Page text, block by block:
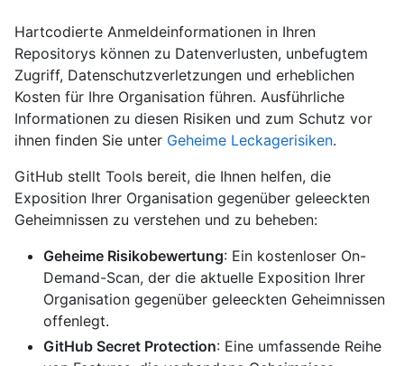
Hartcodierte Anmeldeinformationen in Ihren
Repositorys können zu Datenverlusten, unbefugtem
Zugriff, Datenschutzverletzungen und erheblichen
Kosten für Ihre Organisation führen. Ausführliche
Informationen zu diesen Risiken und zum Schutz vor
ihnen finden Sie unter Geheime Leckagerisiken.
GitHub stellt Tools bereit, die Ihnen helfen, die
Exposition Ihrer Organisation gegenüber geleeckten
Geheimnissen zu verstehen und zu beheben:
Geheime Risikobewertung: Ein kostenloser On-
Demand-Scan, der die aktuelle Exposition Ihrer
Organisation gegenüber geleeckten Geheimnissen
offenlegt.
GitHub Secret Protection: Eine umfassende Reihe